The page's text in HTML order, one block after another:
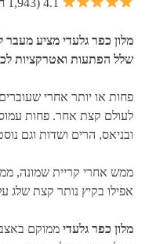
מלון כפר גלעדי מציע
שלל הפתעות ואטרקציות
פחות או יותר אחרי
לעולם קצת אחר. פחות
ובניאס, הרים ושדות וגם
ממש אחרי קריית שמונה,
אפילו בקיץ נותר קצת שלג
מלון כפר גלעדי ממוקם